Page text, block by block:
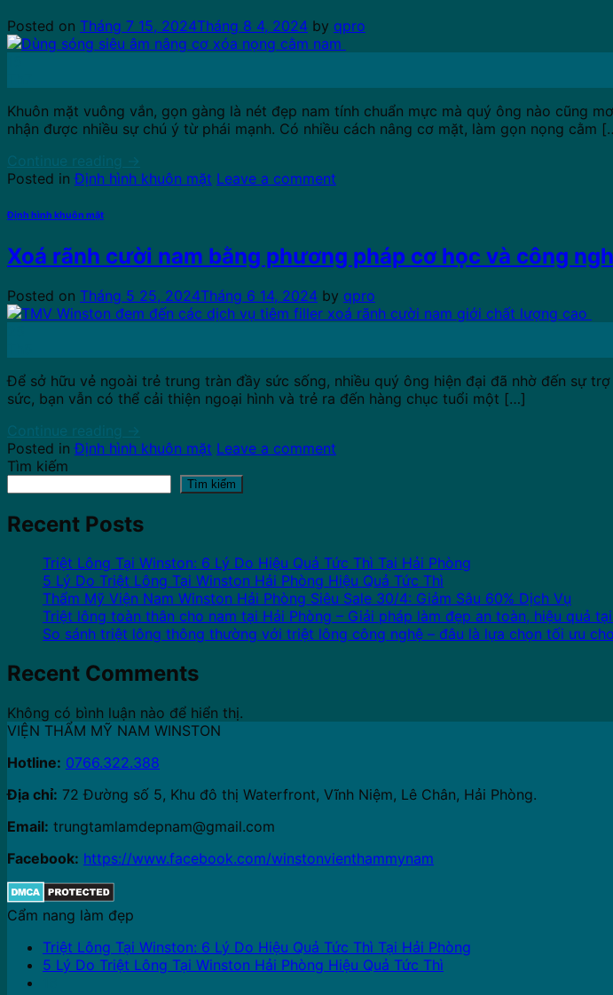
Posted on Tháng 7 15, 2024Tháng 8 4, 2024 by qpro
Khuôn mặt vuông vắn, gọn gàng là nét đẹp nam tính chuẩn mực mà quý ông nào cũng
nhận được nhiều sự chú ý từ phái mạnh. Có nhiều cách nâng cơ mặt, làm gọn nọng cằm
Continue reading
→
Posted inĐịnh hình khuôn mặt Leave a comment
Định hình khuôn mặt
Xoá rãnh cười nam bằng phương pháp cơ học và công
Posted on Tháng 5 25, 2024Tháng 6 14, 2024 by qpro
Để sở hữu vẻ ngoài trẻ trung tràn đầy sức sống, nhiều quý ông hiện đại đã nhờ đến sự
sức, bạn vẫn có thể cải thiện ngoại hình và trẻ ra đến hàng chục tuổi một […]
Continue reading
→
Posted inĐịnh hình khuôn mặt Leave a comment
Tìm kiếm
Tìm kiếm
Recent Posts
Triệt Lông Tại Winston: 6 Lý Do Hiệu Quả Tức Thì Tại Hải Phòng
5 Lý Do Triệt Lông Tại Winston Hải Phòng Hiệu Quả Tức Thì
Thẩm Mỹ Viện Nam Winston Hải Phòng Siêu Sale 30/4: Giảm Sâu 60% Dịch Vụ
Triệt lông toàn thân cho nam tại Hải Phòng – Giải pháp làm đẹp an toàn, hiệu quả
So sánh triệt lông thông thường với triệt lông công nghệ – đâu là lựa chọn tối ưu
Recent Comments
Không có bình luận nào để hiển thị.
VIỆN THẨM MỸ NAM WINSTON
Hotline: 0766.322.388
Địa chỉ: 72 Đường số 5, Khu đô thị Waterfront, Vĩnh Niệm, Lê Chân, Hải Phòng.
Email: trungtamlamdepnam@gmail.com
Facebook: https://www.facebook.com/winstonvienthammynam
Cẩm nang làm đẹp
Triệt Lông Tại Winston: 6 Lý Do Hiệu Quả Tức Thì Tại Hải Phòng
5 Lý Do Triệt Lông Tại Winston Hải Phòng Hiệu Quả Tức Thì